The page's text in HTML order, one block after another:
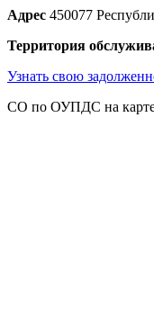
Адрес 450077
Территория
Узнать свою
СО по ОУПДС на